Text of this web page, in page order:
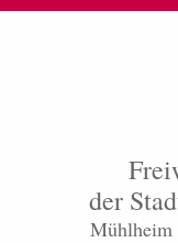
der
Mühlheim